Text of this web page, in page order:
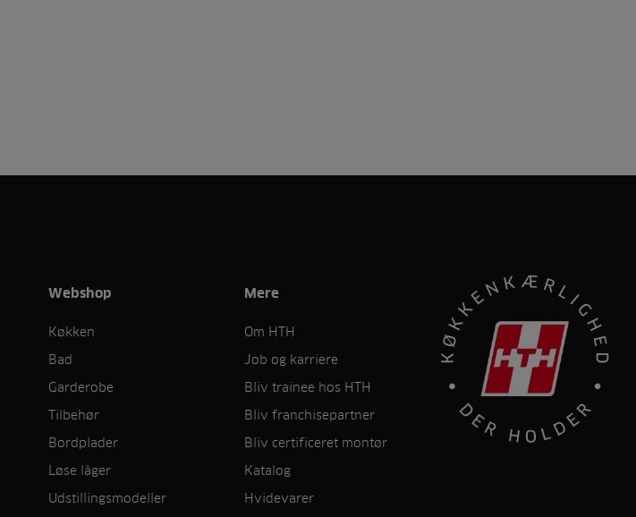
Webshop
Køkken
Bad
Garderobe
Tilbehør
Bordplader
Løse låger
Udstillingsmodeller
Mere
Om HTH
Job og karriere
Bliv trainee hos HTH
Bliv franchisepartner
Bliv certificeret montør
Katalog
Hvidevarer